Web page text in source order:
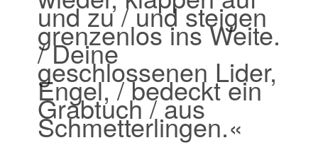
und zu / und steigen
grenzenlos ins Weite.
/ Deine
geschlossenen Lider,
Engel, / bedeckt ein
Grabtuch / aus
Schmetterlingen.«